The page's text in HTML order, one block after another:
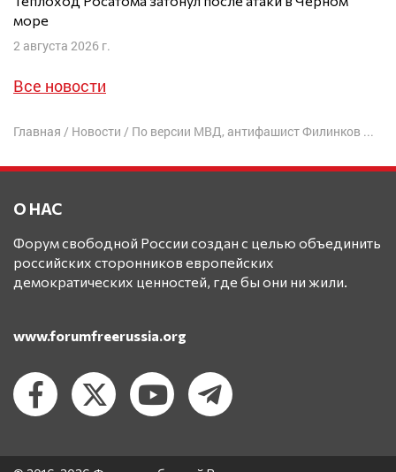
море
2 августа 2026 г.
Все новости
Главная / Новости / По версии МВД, антифашист Филинков не сидит в СИЗО, а улетел в Минск
О НАС
Форум свободной России создан с целью объединить
российских сторонников европейских
демократических ценностей, где бы они ни жили.
www.forumfreerussia.org